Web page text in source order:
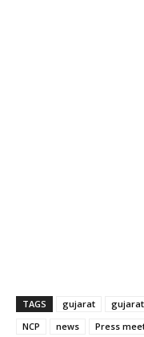
TAGS gujarat
NCP
news Press